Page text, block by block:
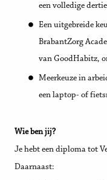
een volledige
Een uitgebreide
BrabantZorg
van GoodHabitz,
Meerkeuze in
een laptop- of
Wie ben jij?
Je hebt een diploma tot
Daarnaast: